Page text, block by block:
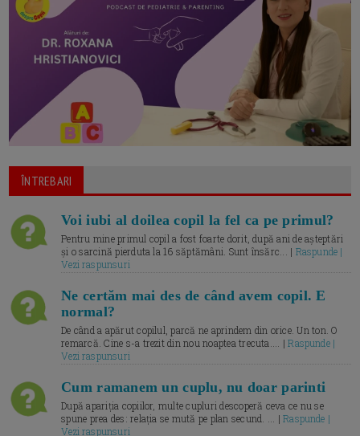
ÎNTREBARI
Voi iubi al doilea copil la fel ca pe primul?
Pentru mine primul copil a fost foarte dorit, după ani de așteptări
și o sarcină pierduta la 16 săptămâni. Sunt însărc... | Raspunde |
Vezi raspunsuri
Ne certăm mai des de când avem copil. E
normal?
De când a apărut copilul, parcă ne aprindem din orice. Un ton. O
remarcă. Cine s-a trezit din nou noaptea trecuta.... |Raspunde |
Vezi raspunsuri
Cum ramanem un cuplu, nu doar parinti
După apariția copiilor, multe cupluri descoperă ceva ce nu se
spune prea des: relația se mută pe plan secund. ... |Raspunde |
Vezi raspunsuri